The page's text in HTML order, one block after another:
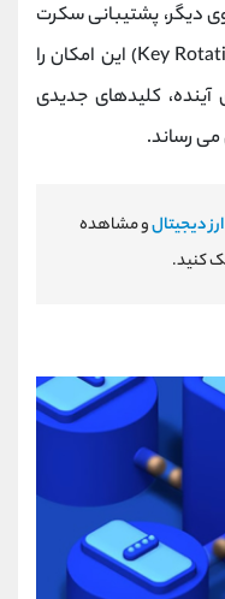
دیگر، پشتیبانی سکرت
هاربر از «قابلیت چرخش کلیدها» (Key Rotation) این امکان را
کلیدهای جدیدی
‌رساند.
دیجیتالو مشاهده
کنید.